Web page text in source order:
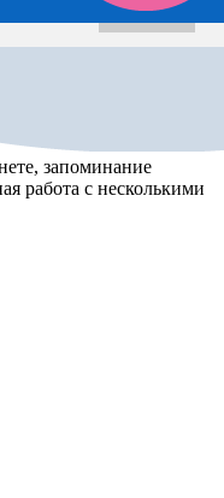
запоминание
работа с несколькими